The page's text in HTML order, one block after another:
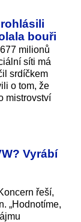
bouři
milionů
síti má
srdíčkem
o tom, že
mistrovství
Vyrábí
řeší,
„Hodnotíme,